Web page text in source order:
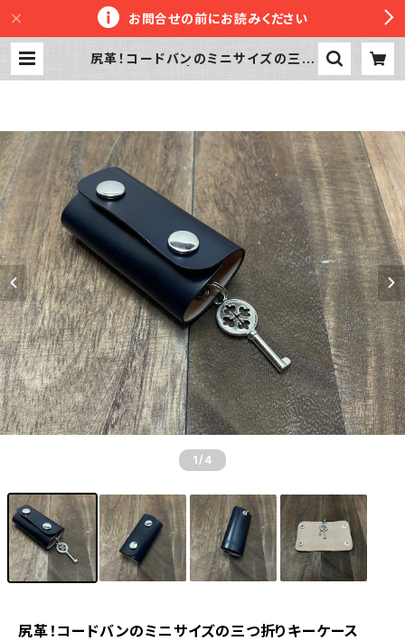
お問合せの前にお読みください
尻革！コードバンのミニサイズの三つ
1 /4
尻革！コードバンのミニサイズの三つ折りキーケース